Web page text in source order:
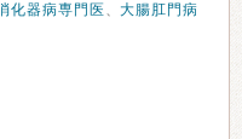
化器病専門医 、大腸肛門病